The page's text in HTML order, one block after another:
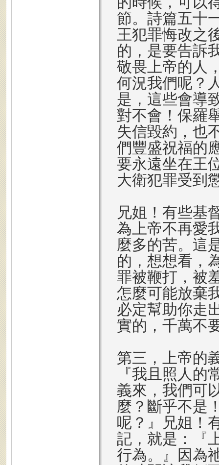
節。詩篇五十
王犯罪悔改之
的，是要告訴
敬畏上帝的人
何況我們呢？
是，這些會導
對不會！保羅
失信毀約，也
們豐盛祝福的
要永遠坐在王
大衛犯罪受到
兄姐！有些基
為上帝不再愛
麼多的苦。這
的，想想看，
罪被鞭打，被
怎麼可能放棄
必定幫助你走
實的，千萬不
第三，上帝的
『我且照人的
義來，我們可
麼？斷乎不是
呢？』兄姐！
記，就是：『
行為。』因為